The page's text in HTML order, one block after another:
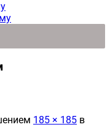
185 × 185 в